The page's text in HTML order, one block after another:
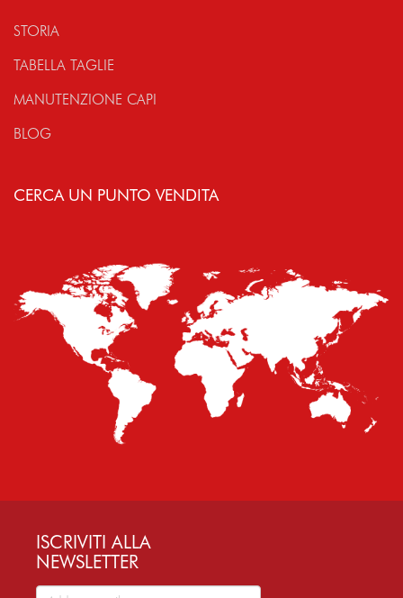
STORIA
TABELLA TAGLIE
MANUTENZIONE CAPI
BLOG
CERCA UN PUNTO VENDITA
ISCRIVITI ALLA
NEWSLETTER